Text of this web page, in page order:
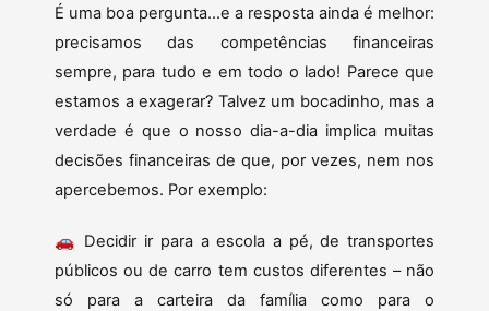
É uma boa pergunta…e a resposta ainda é melhor:
precisamos das competências financeiras
sempre, para tudo e em todo o lado! Parece que
estamos a exagerar? Talvez um bocadinho, mas a
verdade é que o nosso dia-a-dia implica muitas
decisões financeiras de que, por vezes, nem nos
apercebemos. Por exemplo:
🚗 Decidir ir para a escola a pé, de transportes
públicos ou de carro tem custos diferentes – não
só para a carteira da família como para o